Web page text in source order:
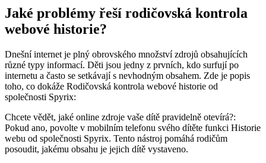
Jaké problémy řeší rodičovská kontrola
webové historie?
Dnešní internet je plný obrovského množství zdrojů obsahujících
různé typy informací. Děti jsou jedny z prvních, kdo surfují po
internetu a často se setkávají s nevhodným obsahem. Zde je popis
toho, co dokáže Rodičovská kontrola webové historie od
společnosti Spyrix:
Chcete vědět, jaké online zdroje vaše dítě pravidelně otevírá?:
Pokud ano, povolte v mobilním telefonu svého dítěte funkci Historie
webu od společnosti Spyrix. Tento nástroj pomáhá rodičům
posoudit, jakému obsahu je jejich dítě vystaveno.